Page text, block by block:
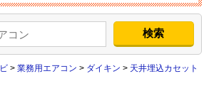
> 業務用エアコン > ダイキン > 天井埋込カセット